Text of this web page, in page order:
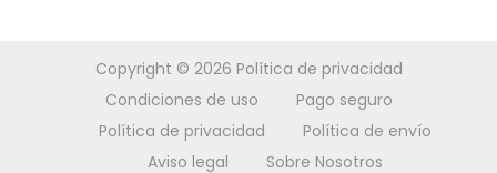
Copyright © 2026 Política de privacidad
Condiciones de uso
Pago seguro
Política de privacidad
Política de envío
Aviso legal
Sobre Nosotros